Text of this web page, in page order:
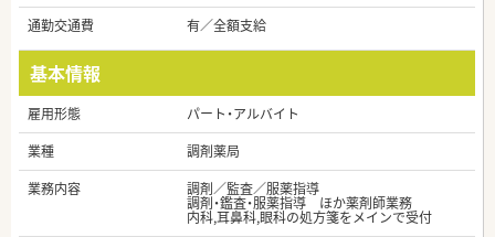
通勤交通費
有／全額支給
基本情報
雇用形態
パート・アルバイト
業種
調剤薬局
業務内容
調剤／監査／服薬指導
調剤・鑑査・服薬指導 ほか薬剤師業務
内科,耳鼻科,眼科の処方箋をメインで受付